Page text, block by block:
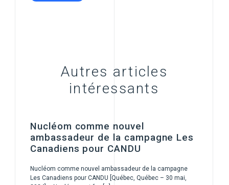
Autres articles
intéressants
Nucléom comme nouvel
ambassadeur de la campagne Les
Canadiens pour CANDU
Nucléom comme nouvel ambassadeur de la campagne
Les Canadiens pour CANDU [Québec, Québec – 30 mai,